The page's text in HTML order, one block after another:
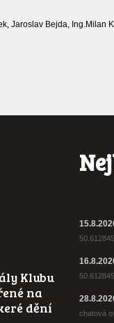
Jaroslav Bejda, Ing.Milan
Klubu
na
dění
chatová